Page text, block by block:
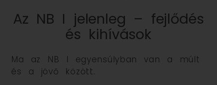
Az NB I jelenleg – fejlődés
és kihívások
Ma az NB I egyensúlyban van a múlt
és a jövő között.